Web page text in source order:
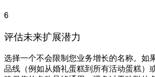
6
评估未来扩展潜力
选择一个不会限制您业务增长的名称。如
品线（例如从婚礼蛋糕到所有活动蛋糕）